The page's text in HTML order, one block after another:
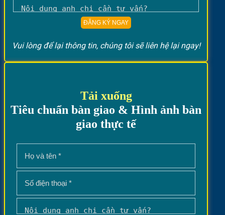
Vui lòng để lại thông tin, chúng tôi sẽ liên hệ lại ngay!
Tải xuống
Tiêu chuẩn bàn giao & Hình ảnh bàn
giao thực tế